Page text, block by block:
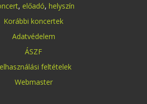
, előadó, helyszín
Korábbi koncertek
Adatvédelem
ÁSZF
feltételek
Webmaster